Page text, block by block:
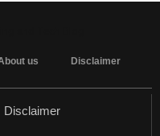
us Disclaimer
Disclaimer